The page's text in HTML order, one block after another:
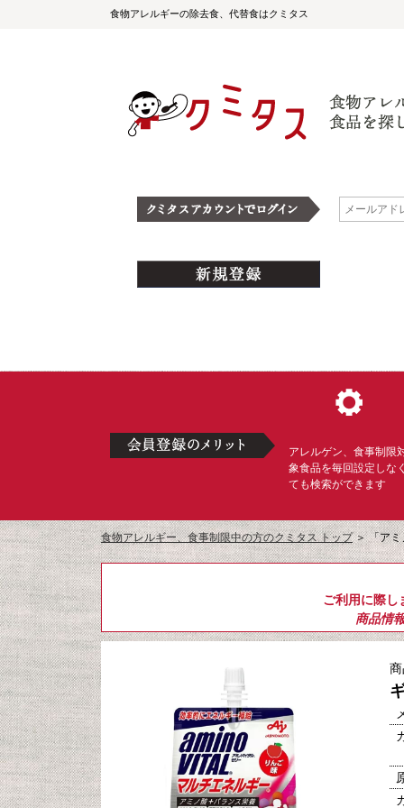
食物アレルギーの除去食、代替食はクミタス
アレルゲン、食事制限
象食品を毎回設定しな
ても検索ができます
食物アレルギー、食事制限中の方のクミタス トップ＞「ア
ご利用に際し
商品情